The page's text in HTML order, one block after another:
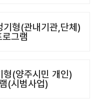
기형(관내기관,단체)
로그램
형(양주시민 개인)
(시범사업)